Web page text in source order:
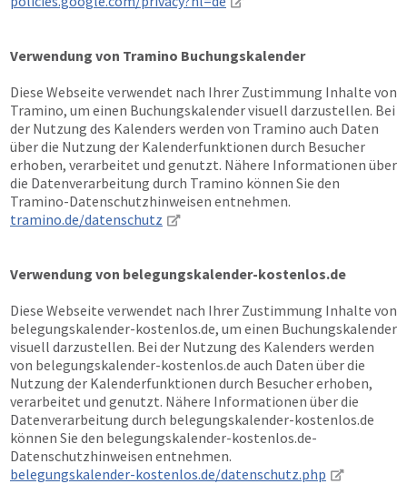
Verwendung von Tramino Buchungskalender
Diese Webseite verwendet nach Ihrer Zustimmung Inhalte von
Tramino, um einen Buchungskalender visuell darzustellen. Bei
der Nutzung des Kalenders werden von Tramino auch Daten
über die Nutzung der Kalenderfunktionen durch Besucher
erhoben, verarbeitet und genutzt. Nähere Informationen über
die Datenverarbeitung durch Tramino können Sie den
Tramino-Datenschutzhinweisen entnehmen.
tramino.de/datenschutz
Verwendung von belegungskalender-kostenlos.de
Diese Webseite verwendet nach Ihrer Zustimmung Inhalte von
belegungskalender-kostenlos.de, um einen Buchungskalender
visuell darzustellen. Bei der Nutzung des Kalenders werden
von belegungskalender-kostenlos.de auch Daten über die
Nutzung der Kalenderfunktionen durch Besucher erhoben,
verarbeitet und genutzt. Nähere Informationen über die
Datenverarbeitung durch belegungskalender-kostenlos.de
können Sie den belegungskalender-kostenlos.de-
Datenschutzhinweisen entnehmen.
belegungskalender-kostenlos.de/datenschutz.php